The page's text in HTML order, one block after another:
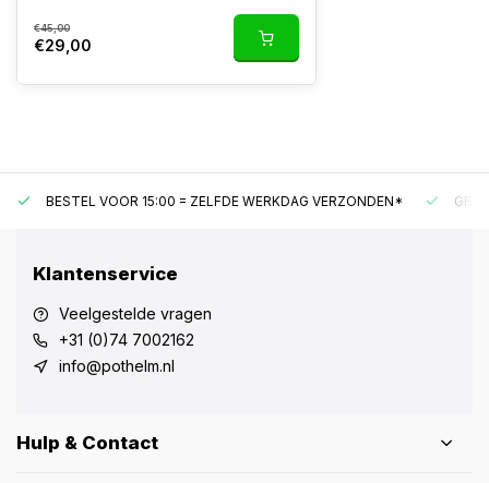
€45,00
€29,00
BESTEL VOOR 15:00 = ZELFDE WERKDAG VERZONDEN*
Klantenservice
Veelgestelde vragen
+31 (0)74 7002162
info@pothelm.nl
Hulp & Contact